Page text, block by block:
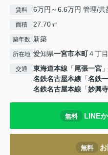
賃料 6万円～6.6万円 管理/共
面積 27.70㎡
築年数 新築
所在地 愛知県一宮市本町４丁
交通 東海道本線 「尾張一宮
名鉄名古屋本線 「名鉄
名鉄名古屋本線 「妙興寺
無料 LINE
無料